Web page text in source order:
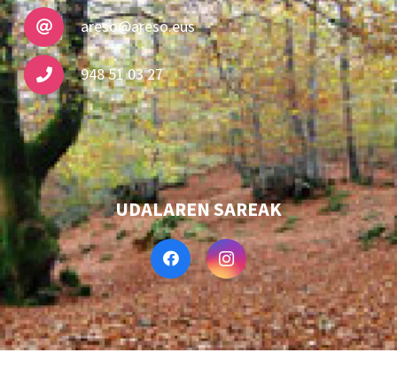
areso@areso.eus
948 51 03 27
UDALAREN SAREAK